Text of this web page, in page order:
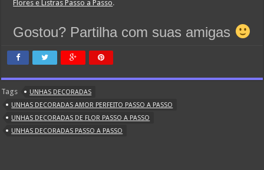
Flores e Listras Passo a Passo.
Gostou? Partilha com suas amigas
Tags
UNHAS DECORADAS
UNHAS DECORADAS AMOR PERFEITO PASSO A PASSO
UNHAS DECORADAS DE FLOR PASSO A PASSO
UNHAS DECORADAS PASSO A PASSO